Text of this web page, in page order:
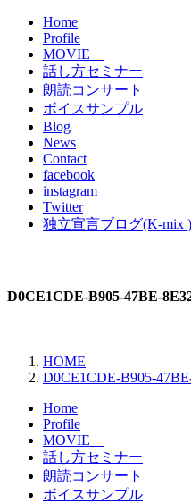
Home
Profile
MOVIE
話し方セミナー
朗読コンサート
ボイスサンプル
Blog
News
Contact
facebook
instagram
Twitter
独立宣言ブログ(K-mix )
D0CE1CDE-B905-47BE-
HOME
D0CE1CDE-B905-
Home
Profile
MOVIE
話し方セミナー
朗読コンサート
ボイスサンプル